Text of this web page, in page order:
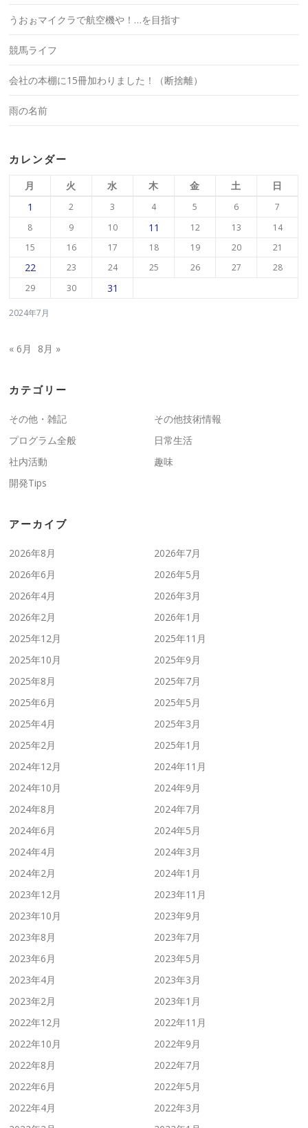
うおぉマイクラで航空機や！…を目指す
競馬ライフ
会社の本棚に15冊加わりました！（断捨離）
雨の名前
カレンダー
2024年7月
月 火 水 木 金 土
日
1
2 3 4 5 6
7
8
9 10 11 12 13
14
15
16 17 18 19 20 21
22 23 24 25 26 27
28
29
30 31
« 6月 8月 »
カテゴリー
その他・雑記
その他技術情報
プログラム全般
日常生活
社内活動
趣味
開発Tips
アーカイブ
2026年8月
2026年7月
2026年6月
2026年5月
2026年4月
2026年3月
2026年2月
2026年1月
2025年12月
2025年11月
2025年10月
2025年9月
2025年8月
2025年7月
2025年6月
2025年5月
2025年4月
2025年3月
2025年2月
2025年1月
2024年12月
2024年11月
2024年10月
2024年9月
2024年8月
2024年7月
2024年6月
2024年5月
2024年4月
2024年3月
2024年2月
2024年1月
2023年12月
2023年11月
2023年10月
2023年9月
2023年8月
2023年7月
2023年6月
2023年5月
2023年4月
2023年3月
2023年2月
2023年1月
2022年12月
2022年11月
2022年10月
2022年9月
2022年8月
2022年7月
2022年6月
2022年5月
2022年4月
2022年3月